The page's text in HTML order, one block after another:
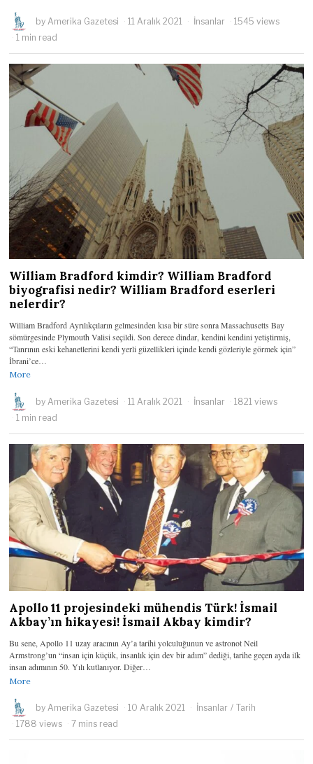
by Amerika Gazetesi 11 Aralık 2021 İnsanlar
1545 views
1 min read
William Bradford kimdir? William Bradford
biyografisi nedir? William Bradford eserleri
nelerdir?
William Bradford Ayrılıkçıların gelmesinden kısa bir süre sonra Massachusetts Bay
sömürgesinde Plymouth Valisi seçildi. Son derece dindar, kendini kendini yetiştirmiş,
“Tanrının eski kehanetlerini kendi yerli güzellikleri içinde kendi gözleriyle görmek için”
İbrani’ce…
More
by Amerika Gazetesi 11 Aralık 2021 İnsanlar
1821 views
1 min read
Apollo 11 projesindeki mühendis Türk! İsmail
Akbay’ın hikayesi! İsmail Akbay kimdir?
Bu sene, Apollo 11 uzay aracının Ay’a tarihi yolculuğunun ve astronot Neil
Armstrong’un “insan için küçük, insanlık için dev bir adım” dediği, tarihe geçen ayda ilk
insan adımının 50. Yılı kutlanıyor. Diğer…
More
byAmerika Gazetesi 10 Aralık 2021 İnsanlar / Tarih
1788 views
7 mins read